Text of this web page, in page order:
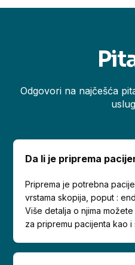
Odgovori na najčešća
Da li je priprema
Priprema je potrebna
vrstama skopija, poput :
Više detalja o njima
za pripremu pacijenta kao i